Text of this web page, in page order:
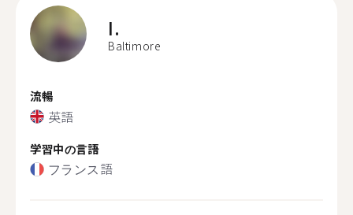
I.
Baltimore
流暢
英語
学習中の言語
フランス語